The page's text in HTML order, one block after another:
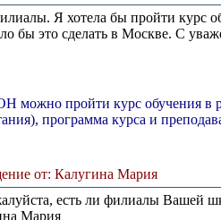
Я хотела бы пройти курс
бы это сделать в Москве. С
можно пройти курс обучения в
программа курса и
от: Калугина Мария
есть ли филиалы Вашей
Мария